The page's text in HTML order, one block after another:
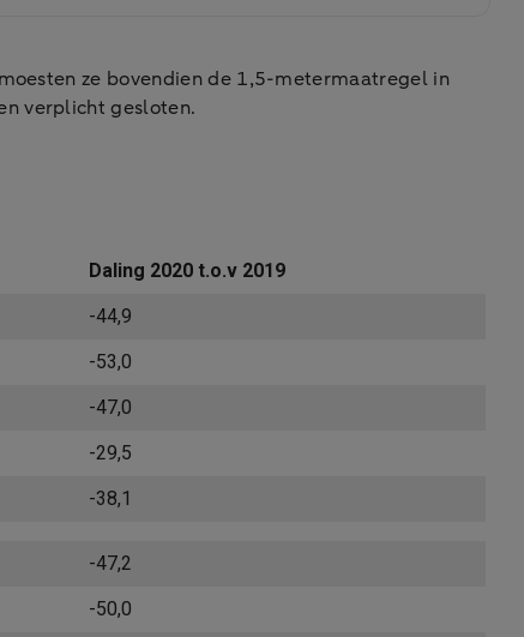
ze bovendien de 1,5-metermaatregel in
verplicht gesloten.